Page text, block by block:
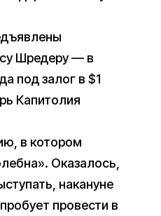
Шредеру — в
под залог в $1
Капитолия
в котором
Оказалось,
накануне
провести в